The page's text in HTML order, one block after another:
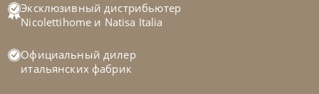
Эксклюзивный дистрибьютер
Nicolettihome и Natisa Italia
Официальный дилер
итальянских фабрик